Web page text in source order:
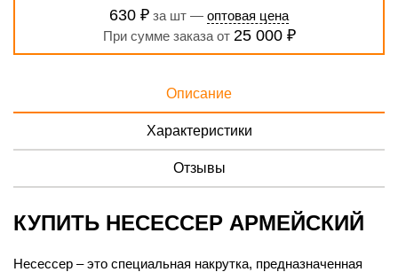
630 ₽ за шт — оптовая цена
При сумме заказа от 25 000 ₽
Описание
Характеристики
Отзывы
КУПИТЬ НЕСЕССЕР АРМЕЙСКИЙ
Несессер – это специальная накрутка, предназначенная